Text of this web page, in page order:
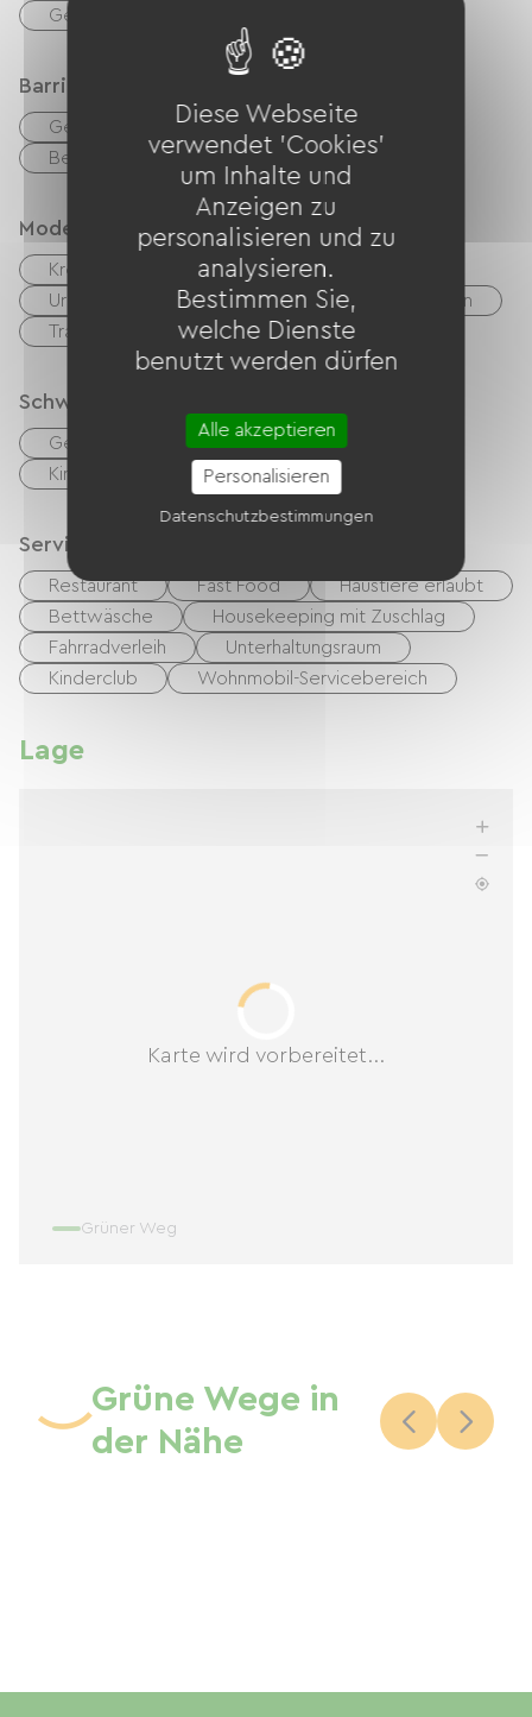
Gemeinsame sanitäre Einrichtungen
Barrierefreiheit
Geeigneter Parkplatz
Behindertengerechte Toiletten
Modes de paiement
Kreditkarte Schecks
Urlaubsgutscheine (ANCV)
Restaurantkarten
Transfer
Bons CAF
Schwimmbad
Gemeinschaftspool
Hallenbad
Kinderplanschbecken
Services
Restaurant Fast Food
Haustiere erlaubt
Bettwäsche
Housekeeping mit Zuschlag
Fahrradverleih
Unterhaltungsraum
Kinderclub
Wohnmobil-Servicebereich
Lage
Karte wird vorbereitet...
Grüner Weg
Grüne Wege in
der Nähe
Diese Webseite
verwendet 'Cookies'
um Inhalte und
Anzeigen zu
personalisieren und zu
analysieren.
Bestimmen Sie,
welche Dienste
benutzt werden dürfen
Alle akzeptieren
Personalisieren
Datenschutzbestimmungen